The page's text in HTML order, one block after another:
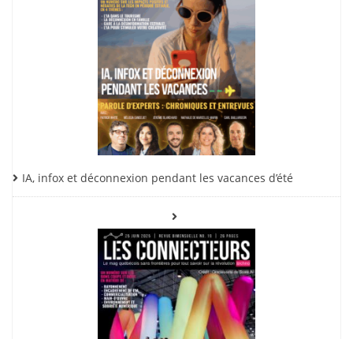
IA, infox et déconnexion pendant les vacances d’été